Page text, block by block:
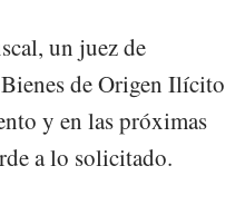
un juez de
de Origen Ilícito
y en las próximas
a lo solicitado.